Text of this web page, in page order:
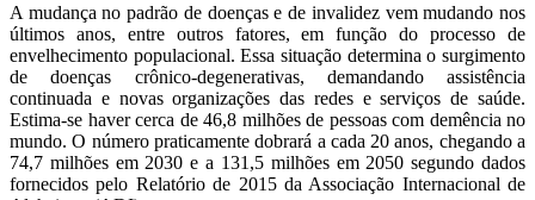
A mudança no padrão de doenças e de invalidez vem mudando nos
últimos anos, entre outros fatores, em função do processo de
envelhecimento populacional. Essa situação determina o surgimento
de doenças crônico-degenerativas, demandando assistência
continuada e novas organizações das redes e serviços de saúde.
Estima-se haver cerca de 46,8 milhões de pessoas com demência no
mundo. O número praticamente dobrará a cada 20 anos, chegando a
74,7 milhões em 2030 e a 131,5 milhões em 2050 segundo dados
fornecidos pelo Relatório de 2015 da Associação Internacional de